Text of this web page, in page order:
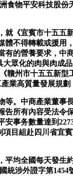
食物平安科技股份
《宜賓市十五五
體不得轉載或援用
有的營養要求，中
眾化的肉與肉成
贛州市十五五新型
業高質量發展規劃
。中商產業董事
告所有內容受法令
事务數量達到
目組赴四川省宜
均全國每天發生
統涉外證字第1454